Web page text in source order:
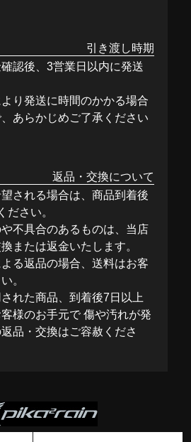
引き渡し時期
認後、3営業日以内に発送
り発送に時間のかかる場合
あらかじめご了承ください
返品・交換について
される場合は、商品到着後
ださい。
不具合のあるものは、当店
または返金いたします。
る返品の場合、送料はお客
。
れた商品、到着後7日以上
様のお手元で 傷や汚れが発
品・交換はご容赦くださ